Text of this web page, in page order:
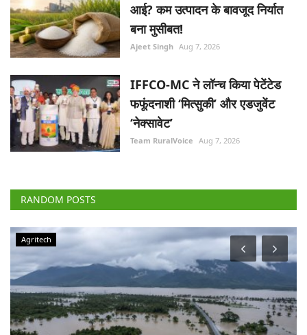
आई? कम उत्पादन के बावजूद निर्यात
बना मुसीबत!
Ajeet Singh Aug 7, 2026
IFFCO-MC ने लॉन्च किया पेटेंटेड
फफूंदनाशी ‘मित्सुकी’ और एडजुवेंट
‘नेक्सावेट’
Team RuralVoice Aug 7, 2026
RANDOM POSTS
Agritech